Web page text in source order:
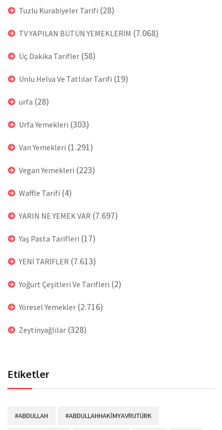
Tuzlu Kurabiyeler Tarifi (28)
TV YAPILAN BÜTÜN YEMEKLERİM (7.068)
Üç Dakika Tarifler (58)
Unlu Helva Ve Tatlılar Tarifi (19)
urfa (28)
Urfa Yemekleri (303)
Van Yemekleri (1.291)
Vegan Yemekleri (223)
Waffle Tarifi (4)
YARIN NE YEMEK VAR (7.697)
Yaş Pasta Tarifleri (17)
YENİ TARİFLER (7.613)
Yoğurt Çeşitleri Ve Tarifleri (2)
Yöresel Yemekler (2.716)
Zeytinyağlılar (328)
Etiketler
#ABDULLAH #ABDULLAHHAKİMYAVRUTÜRK